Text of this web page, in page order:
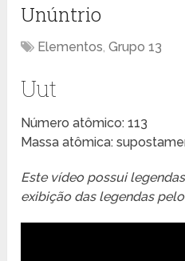
Unúntrio
Elementos,Grupo 13
Uut
Número atômico: 113
Massa atômica:
Este vídeo possui
exibição das legendas